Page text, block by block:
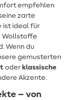
empfehlen
zarte
ist ideal für
Wollstoffe
Wenn du
gemusterten
oder klassische
Akzente.
– von